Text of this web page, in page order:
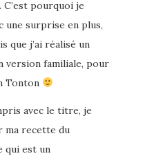
pourquoi je
une surprise en plus,
que j’ai réalisé un
version familiale, pour
Tonton
avec le titre, je
ma recette du
qui est un